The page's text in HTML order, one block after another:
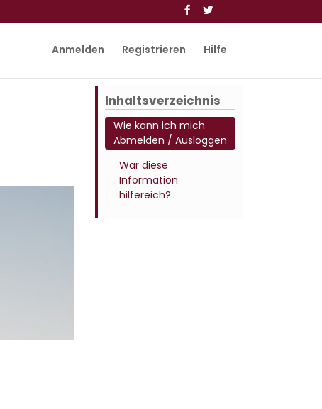
Anmelden Registrieren Hilfe
Inhaltsverzeichnis
Wie kann ich mich
Abmelden / Ausloggen
War diese
Information
hilfereich?